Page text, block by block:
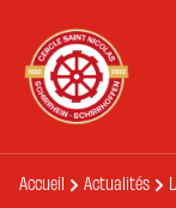
Accueil Actualités